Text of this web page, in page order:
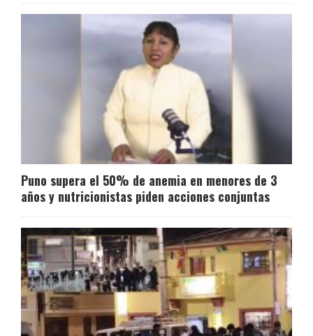
Puno supera el 50% de anemia en menores de 3
años y nutricionistas piden acciones conjuntas